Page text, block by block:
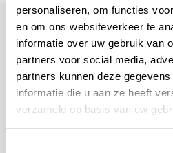
personaliseren, om functies
en om ons websiteverkeer te
informatie over uw gebruik van
partners voor social media,
partners kunnen deze
informatie die u aan ze heeft
verzameld op basis van uw
Klantenservice
Veelgestelde vragen
+31 78 780 2330
info@artsloten.nl